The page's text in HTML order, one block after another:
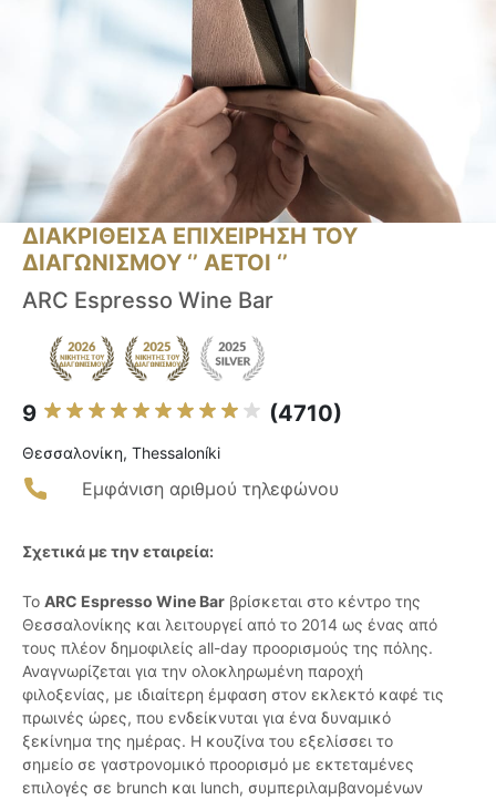
ΔΙΑΚΡΙΘΕΙΣΑ ΕΠΙΧΕΙΡΗΣΗ ΤΟΥ
ΔΙΑΓΩΝΙΣΜΟΥ ‘’ ΑΕΤΟΙ ‘’
ARC Espresso Wine Bar
9 (4710)
Θεσσαλονίκη, Thessaloníki
Εμφάνιση αριθμού τηλεφώνου
Σχετικά με την εταιρεία:
Το ARC Espresso Wine Bar βρίσκεται στο κέντρο της
Θεσσαλονίκης και λειτουργεί από το 2014 ως ένας από
τους πλέον δημοφιλείς all-day προορισμούς της πόλης.
Αναγνωρίζεται για την ολοκληρωμένη παροχή
φιλοξενίας, με ιδιαίτερη έμφαση στον εκλεκτό καφέ τις
πρωινές ώρες, που ενδείκνυται για ένα δυναμικό
ξεκίνημα της ημέρας. Η κουζίνα του εξελίσσει το
σημείο σε γαστρονομικό προορισμό με εκτεταμένες
επιλογές σε brunch και lunch, συμπεριλαμβανομένων